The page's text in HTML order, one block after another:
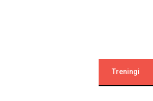
Treningi